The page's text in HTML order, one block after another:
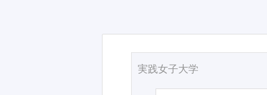
実践女子大学